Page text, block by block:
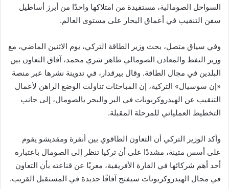
السواحل الصومالية، مستفيدة من امتلاكها واحدًا من أبرز أساطيل
سفن التنقيب في أعماق البحار على مستوى العالم.
وفي سياق متصل، بحث وزير الطاقة التركي، يوم الاثنين الماضي، مع
وزير النفط والمعادن الصومالي طاهر شري محمد، آفاق التعاون بين
البلدين في مجال الطاقة. وقال بيرقدار، في تدوينة نشرها عبر منصة
«إن سوسيال» التركية، إن المباحثات تناولت الوضع الراهن لأعمال
التنقيب عن الهيدروكربونات في البر والبحر بالصومال، إلى جانب
التخطيط العملياتي للمرحلة المقبلة.
وأكد الوزير التركي أن التعاون الطاقوي بين أنقرة ومقديشو يقوم
على أسس متينة، مشددًا على أن تركيا تنظر إلى الصومال باعتباره
أحد أهم شركائها في القارة الأفريقية، معربًا عن قناعته بأن التعاون
في مجال الهيدروكربونات سيفتح آفاقًا جديدة في المستقبل القريب.